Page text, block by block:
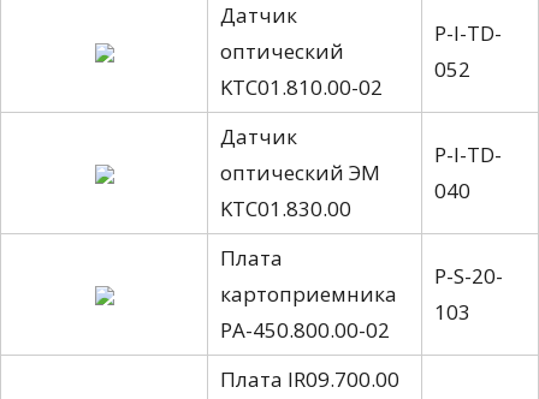
Датчик
оптический
KTС01.810.00-02
P-I-TD-
052
Датчик
оптический ЭМ
KTС01.830.00
P-I-TD-
040
Плата
картоприемника
PA-450.800.00-02
P-S-20-
103
Плата IR09.700.00